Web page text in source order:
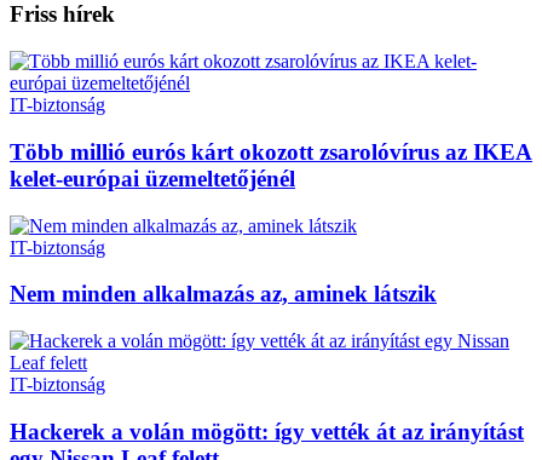
Friss hírek
IT-biztonság
Több millió eurós kárt okozott zsarolóvírus az IKEA
kelet-európai üzemeltetőjénél
IT-biztonság
Nem minden alkalmazás az, aminek látszik
IT-biztonság
Hackerek a volán mögött: így vették át az irányítást